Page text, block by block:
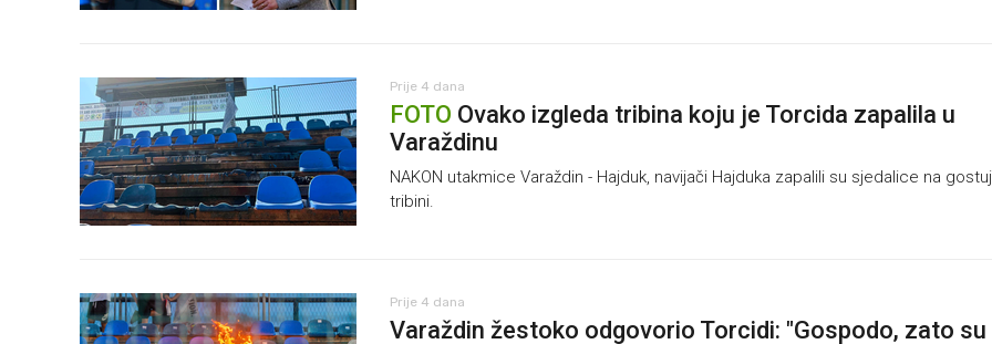
Prije 4 dana
FOTO Ovako izgleda tribina koju je Torcida zapalila u
Varaždinu
NAKON utakmice Varaždin - Hajduk, navijači Hajduka zapalili su sjedalice na
tribini.
Prije 4 dana
Varaždin žestoko odgovorio Torcidi: "Gospodo, zato su